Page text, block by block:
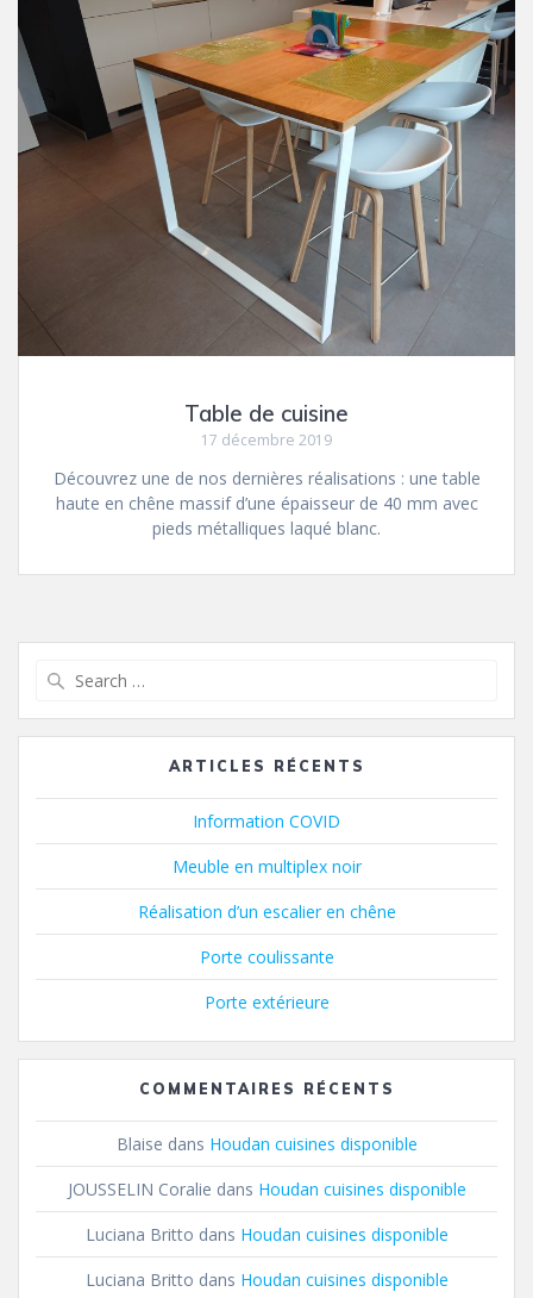
Table de cuisine
17 décembre 2019
Découvrez une de nos dernières réalisations : une table
haute en chêne massif d’une épaisseur de 40 mm avec
pieds métalliques laqué blanc.
ARTICLES RÉCENTS
Information COVID
Meuble en multiplex noir
Réalisation d’un escalier en chêne
Porte coulissante
Porte extérieure
COMMENTAIRES RÉCENTS
Blaise dans Houdan cuisines disponible
JOUSSELIN Coralie dans Houdan cuisines disponible
Luciana Britto dans Houdan cuisines disponible
Luciana Britto dans Houdan cuisines disponible